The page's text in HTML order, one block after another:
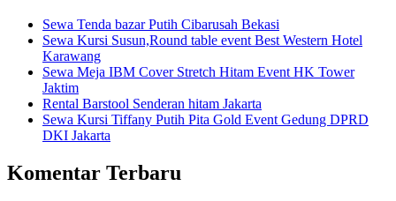
Sewa Tenda bazar Putih Cibarusah Bekasi
Sewa Kursi Susun,Round table event Best Western Hotel
Karawang
Sewa Meja IBM Cover Stretch Hitam Event HK Tower
Jaktim
Rental Barstool Senderan hitam Jakarta
Sewa Kursi Tiffany Putih Pita Gold Event Gedung DPRD
DKI Jakarta
Komentar Terbaru